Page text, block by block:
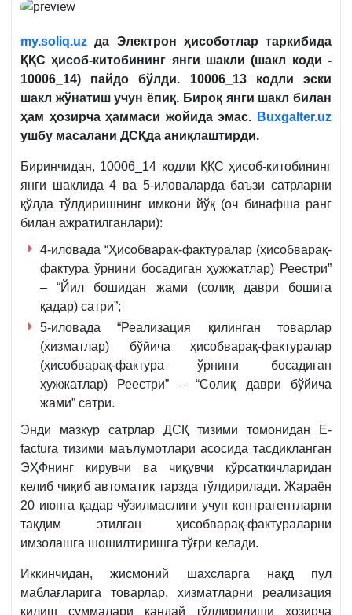
my.soliq.uz да Электрон ҳисоботлар таркибида
ҚҚС ҳисоб-китобининг янги шакли (шакл коди -
10006_14) пайдо бўлди. 10006_13 кодли эски
шакл жўнатиш учун ёпиқ. Бироқ янги шакл билан
ҳам ҳозирча ҳаммаси жойида эмас. Buxgalter.uz
ушбу масалани ДСҚда аниқлаштирди.
Биринчидан, 10006_14 кодли ҚҚС ҳисоб-китобининг
янги шаклида 4 ва 5-иловаларда баъзи сатрларни
қўлда тўлдиришнинг имкони йўқ (оч бинафша ранг
билан ажратилганлари):
4-иловада “Ҳисобварақ-фактуралар (ҳисобварақ-
фактура ўрнини босадиган ҳужжатлар) Реестри”
– “Йил бошидан жами (солиқ даври бошига
қадар) сатри”;
5-иловада “Реализация қилинган товарлар
(хизматлар) бўйича ҳисобварақ-фактуралар
(ҳисобварақ-фактура ўрнини босадиган
ҳужжатлар) Реестри” – “Солиқ даври бўйича
жами” сатри.
Энди мазкур сатрлар ДСҚ тизими томонидан E-
factura тизими маълумотлари асосида тасдиқланган
ЭҲФнинг кирувчи ва чиқувчи кўрсаткичларидан
келиб чиқиб автоматик тарзда тўлдирилади. Жараён
20 июнга қадар чўзилмаслиги учун контрагентларни
тақдим этилган ҳисобварақ-фактураларни
имзолашга шошилтиришга тўғри келади.
Иккинчидан, жисмоний шахсларга нақд пул
маблағларига товарлар, хизматларни реализация
қилиш суммалари қандай тўлдирилиши ҳозирча